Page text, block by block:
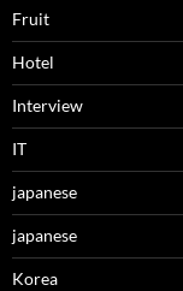
Fruit
Hotel
Interview
IT
japanese
japanese
Korea